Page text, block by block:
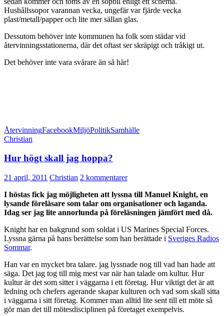
Hushållssopor varannan vecka, ungefär var fjärde vecka
plast/metall/papper och lite mer sällan glas.
Dessutom behöver inte kommunen ha folk som städar vid
återvinningsstationerna, där det oftast ser skräpigt och tråkigt ut.
Det behöver inte vara svårare än så här!
ÅtervinningFacebookMiljöPolitikSamhälle
Christian
Hur högt skall jag hoppa?
21 april, 2011 Christian 2 kommentarer
I höstas fick jag möjligheten att lyssna till Manuel Knight, en
lysande föreläsare som talar om organisationer och laganda.
Idag ser jag lite annorlunda på föreläsningen jämfört med då.
Knight har en bakgrund som soldat i US Marines Special Forces.
Lyssna gärna på hans berättelse som han berättade i Sveriges Radios
Sommar.
Han var en mycket bra talare. jag lyssnade nog till vad han hade att
säga. Det jag tog till mig mest var när han talade om kultur. Hur
kultur är det som sitter i väggarna i ett företag. Hur viktigt det är att
ledning och chefers agerande skapar kulturen och vad som skall sitta
i väggarna i sitt företag. Kommer man alltid lite sent till ett möte så
gör man det till mötesdisciplinen på företaget exempelvis.